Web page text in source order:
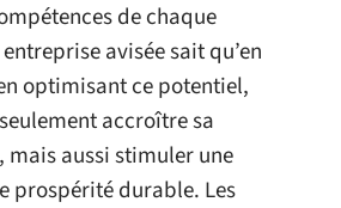
de chaque
avisée sait qu’en
optimisant ce potentiel,
accroître sa
aussi stimuler une
prospérité durable. Les